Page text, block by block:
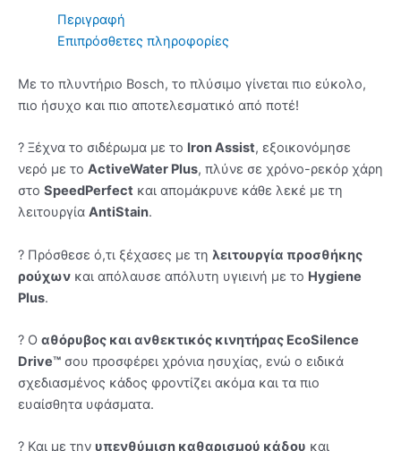
ποσότηταΠεριγραφή
Επιπρόσθετες πληροφορίες
Με το πλυντήριο Bosch, το πλύσιμο γίνεται πιο εύκολο,
πιο ήσυχο και πιο αποτελεσματικό από ποτέ!
? Ξέχνα το σιδέρωμα με το Iron Assist, εξοικονόμησε
νερό με το ActiveWater Plus, πλύνε σε χρόνο-ρεκόρ χάρη
στο SpeedPerfect και απομάκρυνε κάθε λεκέ με τη
λειτουργία AntiStain.
? Πρόσθεσε ό,τι ξέχασες με τη λειτουργία προσθήκης
ρούχων και απόλαυσε απόλυτη υγιεινή με το Hygiene
Plus.
? Ο αθόρυβος και ανθεκτικός κινητήρας EcoSilence
Drive™ σου προσφέρει χρόνια ησυχίας, ενώ ο ειδικά
σχεδιασμένος κάδος φροντίζει ακόμα και τα πιο
ευαίσθητα υφάσματα.
? Και με την υπενθύμιση καθαρισμού κάδου και